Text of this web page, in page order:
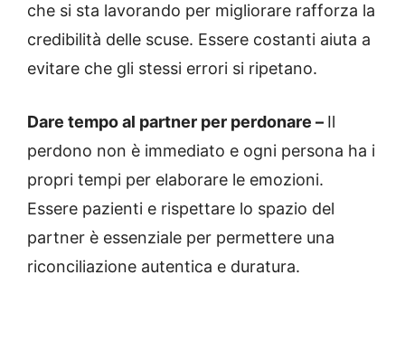
che si sta lavorando per migliorare rafforza la
credibilità delle scuse. Essere costanti aiuta a
evitare che gli stessi errori si ripetano.
Dare tempo al partner per perdonare – Il
perdono non è immediato e ogni persona ha i
propri tempi per elaborare le emozioni.
Essere pazienti e rispettare lo spazio del
partner è essenziale per permettere una
riconciliazione autentica e duratura.